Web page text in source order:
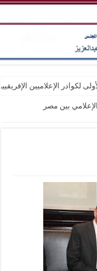
لكوادر الإعلاميين
بين مصر